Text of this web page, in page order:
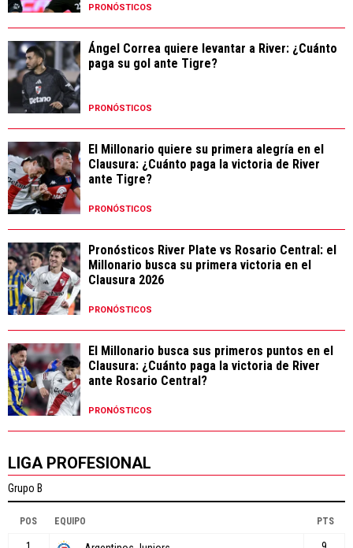
PRONÓSTICOS
Ángel Correa quiere levantar a River: ¿Cuánto
paga su gol ante Tigre?
PRONÓSTICOS
El Millonario quiere su primera alegría en el
Clausura: ¿Cuánto paga la victoria de River
ante Tigre?
PRONÓSTICOS
Pronósticos River Plate vs Rosario Central: el
Millonario busca su primera victoria en el
Clausura 2026
PRONÓSTICOS
El Millonario busca sus primeros puntos en el
Clausura: ¿Cuánto paga la victoria de River
ante Rosario Central?
PRONÓSTICOS
LIGA PROFESIONAL